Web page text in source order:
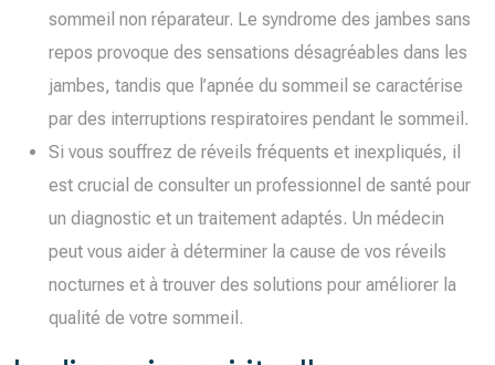
sommeil non réparateur. Le syndrome des jambes sans
repos provoque des sensations désagréables dans les
jambes, tandis que l’apnée du sommeil se caractérise
par des interruptions respiratoires pendant le sommeil.
Si vous souffrez de réveils fréquents et inexpliqués, il
est crucial de consulter un professionnel de santé pour
un diagnostic et un traitement adaptés. Un médecin
peut vous aider à déterminer la cause de vos réveils
nocturnes et à trouver des solutions pour améliorer la
qualité de votre sommeil.